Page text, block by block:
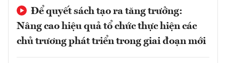
Để quyết sách tạo ra tăng trưởng:
Nâng cao hiệu quả tổ chức thực hiện các
chủ trương phát triển trong giai đoạn mới